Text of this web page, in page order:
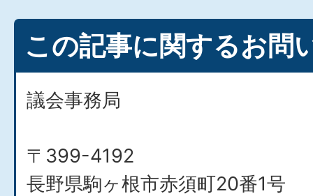
この記事に関するお問
議会事務局
〒399-4192
長野県駒ヶ根市赤須町20番1号